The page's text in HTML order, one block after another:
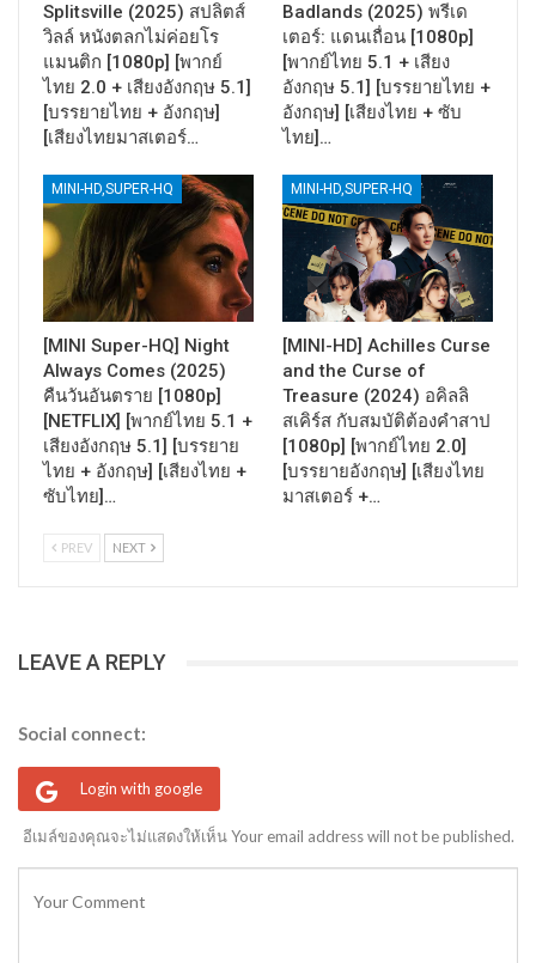
Splitsville (2025) สปลิตส์
วิลล์ หนังตลกไม่ค่อยโร
แมนติก [1080p] [พากย์
ไทย 2.0 + เสียงอังกฤษ 5.1]
[บรรยายไทย + อังกฤษ]
[เสียงไทยมาสเตอร์…
Badlands (2025) พรีเด
เตอร์: แดนเถื่อน [1080p]
[พากย์ไทย 5.1 + เสียง
อังกฤษ 5.1] [บรรยายไทย +
อังกฤษ] [เสียงไทย + ซับ
ไทย]…
MINI-HD,SUPER-HQ
[MINI Super-HQ] Night
Always Comes (2025)
คืนวันอันตราย [1080p]
[NETFLIX] [พากย์ไทย 5.1 +
เสียงอังกฤษ 5.1] [บรรยาย
ไทย + อังกฤษ] [เสียงไทย +
ซับไทย]…
MINI-HD,SUPER-HQ
[MINI-HD] Achilles Curse
and the Curse of
Treasure (2024) อคิลลิ
สเคิร์ส กับสมบัติต้องคำสาป
[1080p] [พากย์ไทย 2.0]
[บรรยายอังกฤษ] [เสียงไทย
มาสเตอร์ +…
PREV NEXT
LEAVE A REPLY
Social connect:
Login with google
อีเมล์ของคุณจะไม่แสดงให้เห็น Your email address will not be published.